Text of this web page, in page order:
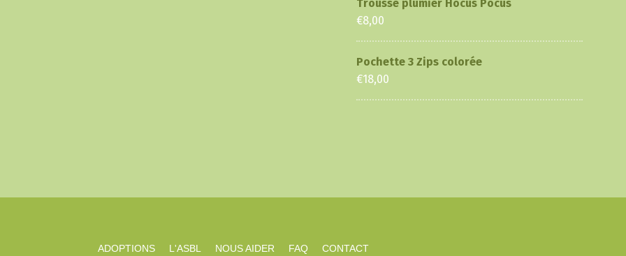
Trousse plumier Hocus Pocus
€8,00
Pochette 3 Zips colorée
€18,00
ADOPTIONS L'ASBL NOUS AIDER FAQ CONTACT